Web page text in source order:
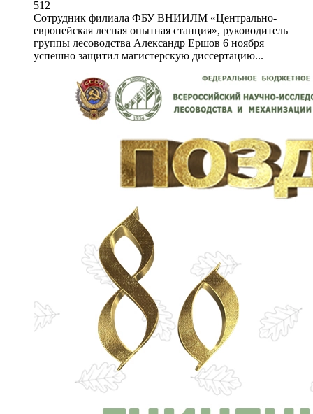
512
Сотрудник филиала ФБУ ВНИИЛМ «Центрально-
европейская лесная опытная станция», руководитель
группы лесоводства Александр Ершов 6 ноября
успешно защитил магистерскую диссертацию...